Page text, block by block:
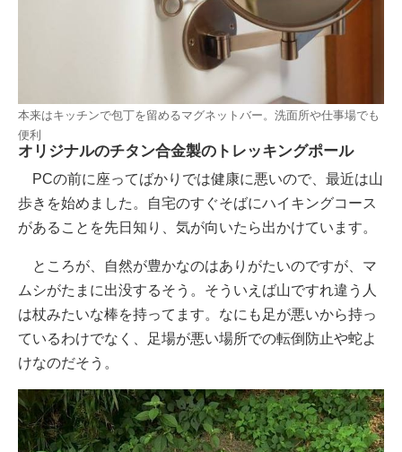
本来はキッチンで包丁を留めるマグネットバー。洗面所や仕事場でも
便利
オリジナルのチタン合金製のトレッキングポール
PCの前に座ってばかりでは健康に悪いので、最近は山
歩きを始めました。自宅のすぐそばにハイキングコース
があることを先日知り、気が向いたら出かけています。
ところが、自然が豊かなのはありがたいのですが、マ
ムシがたまに出没するそう。そういえば山ですれ違う人
は杖みたいな棒を持ってます。なにも足が悪いから持っ
ているわけでなく、足場が悪い場所での転倒防止や蛇よ
けなのだそう。